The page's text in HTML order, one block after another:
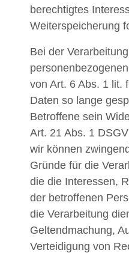
berechtigtes
Weiterspeicherung
Bei der
von Art. 6 Abs. 1 lit.
Daten so lange
Betroffene sein
Art. 21 Abs. 1
wir können
Gründe für die
die die Interessen,
der betroffenen
die Verarbeitung
Geltendmachung,
Verteidigung von